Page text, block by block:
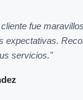
fue
expectativas.
servicios."